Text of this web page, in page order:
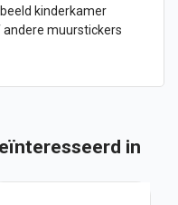
kinderkamer
andere muurstickers
in